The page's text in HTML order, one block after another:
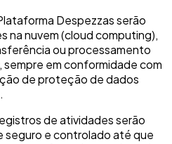
Despezzas serão
na nuvem (cloud computing),
ou processamento
em conformidade com
de proteção de dados
de atividades serão
seguro e controlado até que